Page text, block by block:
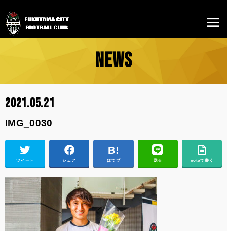
NEWS
2021.05.21
IMG_0030
ツイート シェア はてブ 送る noteで書く